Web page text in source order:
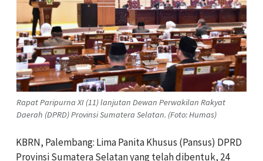
Rapat Paripurna XI (11) lanjutan Dewan Perwakilan Rakyat
Daerah (DPRD) Provinsi Sumatera Selatan. (Foto: Humas)
KBRN, Palembang: Lima Panita Khusus (Pansus) DPRD
Provinsi Sumatera Selatan yang telah dibentuk, 24